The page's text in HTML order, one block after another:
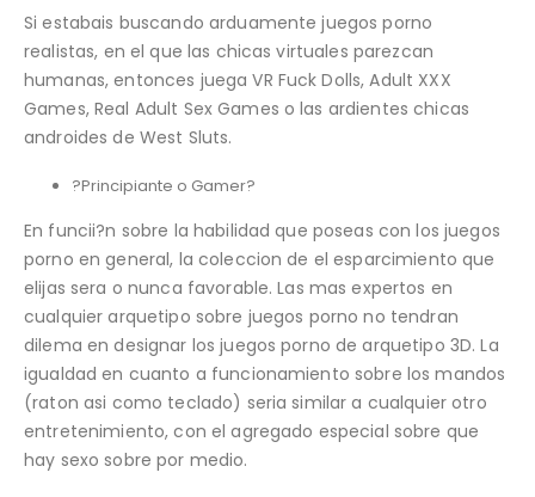
Si estabais buscando arduamente juegos porno
realistas, en el que las chicas virtuales parezcan
humanas, entonces juega VR Fuck Dolls, Adult XXX
Games, Real Adult Sex Games o las ardientes chicas
androides de West Sluts.
?Principiante o Gamer?
En funcii?n sobre la habilidad que poseas con los juegos
porno en general, la coleccion de el esparcimiento que
elijas sera o nunca favorable. Las mas expertos en
cualquier arquetipo sobre juegos porno no tendran
dilema en designar los juegos porno de arquetipo 3D. La
igualdad en cuanto a funcionamiento sobre los mandos
(raton asi­ como teclado) seri­a similar a cualquier otro
entretenimiento, con el agregado especial sobre que
hay sexo sobre por medio.